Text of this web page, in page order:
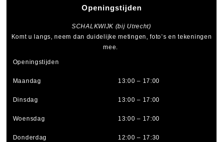
Openingstijden
SCHALKWIJK (bij Utrecht)
Komt u langs, neem dan duidelijke metingen, foto’s en tekeningen
mee.
Openingstijden
Maandag 13:00 – 17:00
Dinsdag 13:00 – 17:00
Woensdag 13:00 – 17:00
Donderdag 12:00 – 17:30